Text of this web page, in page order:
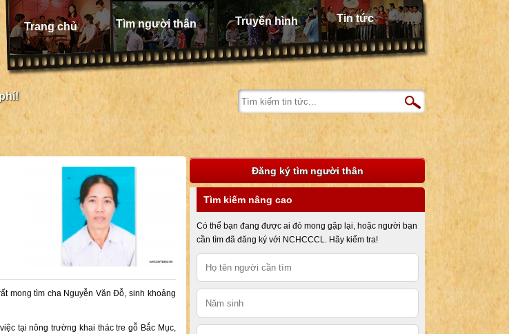
Trang chủ Tìm người thân Truyền hình Tin tức
mong tìm cha Nguyễn Văn Đỗ, sinh khoảng
tại nông trường khai thác tre gỗ Bắc Mục,
Đăng ký tìm người thân
Tìm kiếm nâng cao
Có thể bạn đang được ai đó mong gặp lại, hoặc người bạn
cần tìm đã đăng ký với NCHCCCL. Hãy kiểm tra!